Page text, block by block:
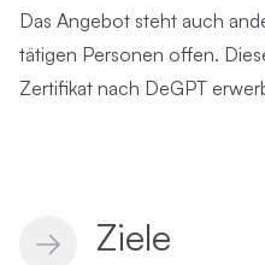
Das Angebot steht auch
tätigen Personen offen.
Zertifikat nach DeGPT
Ziele